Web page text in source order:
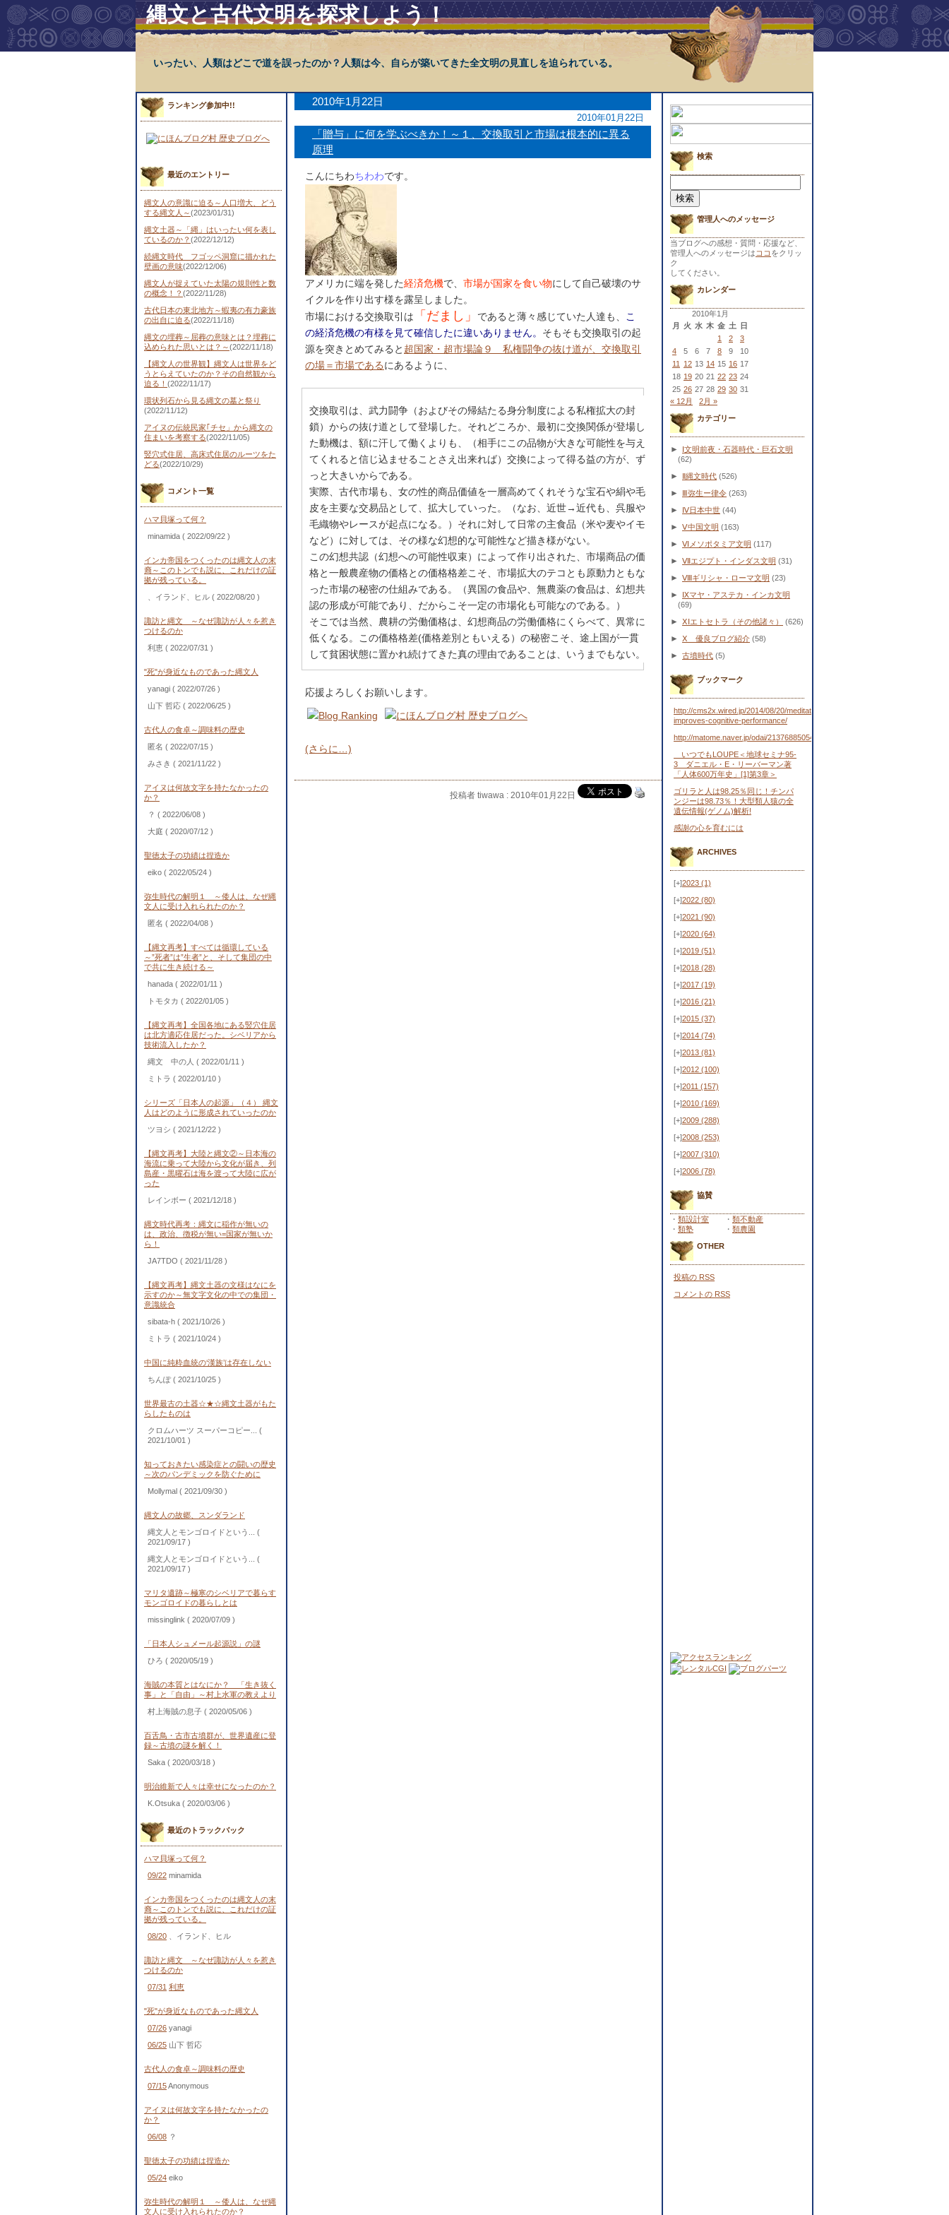
縄文と古代文明を探求しよう！
いったい、人類はどこで道を誤ったのか？人類は今、自らが築いてきた全文明の見直しを迫られている。
ランキング参加中!!
最近のエントリー
縄文人の意識に迫る～人口増大、どう
する縄文人～(2023/01/31)
縄文土器～「縄」はいったい何を表し
ているのか？ (2022/12/12)
続縄文時代 フゴッペ洞窟に描かれた
壁画の意味(2022/12/06)
縄文人が捉えていた太陽の規則性と数
の概念！？ (2022/11/28)
古代日本の東北地方～蝦夷の有力豪族
の出自に迫る(2022/11/18)
縄文の埋葬～屈葬の意味とは？埋葬に
込められた思いとは？～(2022/11/18)
【縄文人の世界観】縄文人は世界をど
うとらえていたのか？その自然観から
迫る！ (2022/11/17)
環状列石から見る縄文の墓と祭り
(2022/11/12)
アイヌの伝統民家｢チセ」から縄文の
住まいを考察する(2022/11/05)
竪穴式住居、高床式住居のルーツをた
どる(2022/10/29)
コメント一覧
ハマ貝塚って何？
minamida ( 2022/09/22 )
インカ帝国をつくったのは縄文人の末
裔～このトンでも説に、これだけの証
拠が残っている。
、イランド、ヒル ( 2022/08/20 )
諏訪と縄文 ～なぜ諏訪が人々を惹き
つけるのか
利恵 ( 2022/07/31 )
"死"が身近なものであった縄文人
yanagi ( 2022/07/26 )
山下 哲応 ( 2022/06/25 )
古代人の食卓～調味料の歴史
匿名 ( 2022/07/15 )
みさき ( 2021/11/22 )
アイヌは何故文字を持たなかったの
か？
？ ( 2022/06/08 )
大庭 ( 2020/07/12 )
聖徳太子の功績は捏造か
eiko ( 2022/05/24 )
弥生時代の解明１ ～倭人は、なぜ縄
文人に受け入れられたのか？
匿名 ( 2022/04/08 )
【縄文再考】すべては循環している
～”死者”は”生者”と、そして集団の中
で共に生き続ける～
hanada ( 2022/01/11 )
トモタカ ( 2022/01/05 )
【縄文再考】全国各地にある竪穴住居
は北方適応住居だった。シベリアから
技術流入したか？
縄文 中の人 ( 2022/01/11 )
ミトラ ( 2022/01/10 )
シリーズ「日本人の起源」（４） 縄文
人はどのように形成されていったのか
ツヨシ ( 2021/12/22 )
【縄文再考】大陸と縄文②～日本海の
海流に乗って大陸から文化が届き、列
島産・黒曜石は海を渡って大陸に広が
った
レインボー ( 2021/12/18 )
縄文時代再考：縄文に稲作が無いの
は、政治、徴税が無い=国家が無いか
ら！
JA7TDO ( 2021/11/28 )
【縄文再考】縄文土器の文様はなにを
示すのか～無文字文化の中での集団・
意識統合
sibata-h ( 2021/10/26 )
ミトラ ( 2021/10/24 )
中国に純粋血統の‘漢族’は存在しない
ちんぽ( 2021/10/25 )
世界最古の土器☆★☆縄文土器がもた
らしたものは
クロムハーツ スーパーコピー... (
2021/10/01 )
知っておきたい感染症との闘いの歴史
～次のパンデミックを防ぐために
Mollymal ( 2021/09/30 )
縄文人の故郷、スンダランド
縄文人とモンゴロイドという... (
2021/09/17 )
縄文人とモンゴロイドという... (
2021/09/17 )
マリタ遺跡～極寒のシベリアで暮らす
モンゴロイドの暮らしとは
missinglink ( 2020/07/09 )
「日本人シュメール起源説」の謎
ひろ ( 2020/05/19 )
海賊の本質とはなにか？ 「生き抜く
事」と「自由」～村上水軍の教えより
村上海賊の息子 ( 2020/05/06 )
百舌鳥・古市古墳群が、世界遺産に登
録～古墳の謎を解く！
Saka ( 2020/03/18 )
明治維新で人々は幸せになったのか？
K.Otsuka ( 2020/03/06 )
最近のトラックバック
ハマ貝塚って何？
09/22 minamida
インカ帝国をつくったのは縄文人の末
裔～このトンでも説に、これだけの証
拠が残っている。
08/20
、イランド、ヒル
諏訪と縄文 ～なぜ諏訪が人々を惹き
つけるのか
07/31 利恵
"死"が身近なものであった縄文人
07/26 yanagi
06/25 山下 哲応
古代人の食卓～調味料の歴史
07/15Anonymous
アイヌは何故文字を持たなかったの
か？
06/08 ？
聖徳太子の功績は捏造か
05/24 eiko
弥生時代の解明１ ～倭人は、なぜ縄
文人に受け入れられたのか？
2010年1月22日
2010年01月22日
「贈与」に何を学ぶべきか！～１、交換取引と市場は根本的に異る
原理
こんにちわちわわです。
アメリカに端を発した経済危機で、 市場が国家を食い物にして自己破壊のサ
イクルを作り出す様を露呈しました。
市場における交換取引は
「だまし」 であると薄々感じていた人達も、
こ
の経済危機の有様を見て確信したに違いありません。 そもそも交換取引の起
源を突きとめてみると 超国家・超市場論９ 私権闘争の抜け道が、交換取引
の場＝市場であるにあるように、
交換取引は、武力闘争（およびその帰結たる身分制度による私権拡大の封
鎖）からの抜け道として登場した。それどころか、最初に交換関係が登場し
た動機は、額に汗して働くよりも、（相手にこの品物が大きな可能性を与え
てくれると信じ込ませることさえ出来れば）交換によって得る益の方が、ず
っと大きいからである。
実際、古代市場も、女の性的商品価値を一層高めてくれそうな宝石や絹や毛
皮を主要な交易品として、拡大していった。（なお、近世→近代も、呉服や
毛織物やレースが起点になる。）それに対して日常の主食品（米や麦やイモ
など）に対しては、その様な幻想的な可能性など描き様がない。
この幻想共認（幻想への可能性収束）によって作り出された、市場商品の価
格と一般農産物の価格との価格格差こそ、市場拡大のテコとも原動力ともな
った市場の秘密の仕組みである。（異国の食品や、無農薬の食品は、幻想共
認の形成が可能であり、だからこそ一定の市場化も可能なのである。）
そこでは当然、農耕の労働価格は、幻想商品の労働価格にくらべて、異常に
低くなる。この価格格差(価格差別ともいえる）の秘密こそ、途上国が一貫
して貧困状態に置かれ続けてきた真の理由であることは、いうまでもない。
応援よろしくお願いします。
(さらに…)
投稿者 tiwawa : 2010年01月22日
検索
索:
管理人へのメッセージ
当ブログへの感想・質問・応援など、
管理人へのメッセージは ココ をクリッ
ク
してください。
カレンダー
2010年1月
月
火 水 木 金 土
日
1
2
3
4
5 6 7 8 9
10
11
12 13 14 15 16 17
18 19 20 21 22 23 24
25 26 27 28 29 30 31
« 12月
2月 »
カテゴリー
►
Ⅰ文明前夜・石器時代・巨石文明
(62)
► Ⅱ縄文時代 (526)
► Ⅲ弥生ー律令 (263)
► Ⅳ日本中世 (44)
► Ⅴ中国文明 (163)
► Ⅵメソポタミア文明 (117)
► Ⅶエジプト・インダス文明 (31)
► Ⅷギリシャ・ローマ文明 (23)
►
Ⅸマヤ・アステカ・インカ文明
(69)
► ⅩⅠエトセトラ（その他諸々） (626)
► Ⅹ 優良ブログ紹介 (58)
► 古墳時代 (5)
ブックマーク
http://cms2x.wired.jp/2014/08/20/meditation-
improves-cognitive-performance/
http://matome.naver.jp/odai/2137688505443481701
いつでもLOUPE＜地球セミナ95-
3 ダニエル・E・リーバーマン著
「人体600万年史」[1]第3章＞
ゴリラと人は98.25％同じ！チンパ
ンジーは98.73％！大型類人猿の全
遺伝情報(ゲノム)解析!
感謝の心を育むには
ARCHIVES
[+]2023 (1)
[+]2022 (80)
[+]2021 (90)
[+]2020 (64)
[+]2019 (51)
[+]2018 (28)
[+]2017 (19)
[+]2016 (21)
[+]2015 (37)
[+]2014 (74)
[+]2013 (81)
[+]2012 (100)
[+]2011 (157)
[+]2010 (169)
[+]2009 (288)
[+]2008 (253)
[+]2007 (310)
[+]2006 (78)
協賛
・ 類設計室 ・ 類不動産
・ 類塾 ・ 類農園
OTHER
投稿の RSS
コメントの RSS